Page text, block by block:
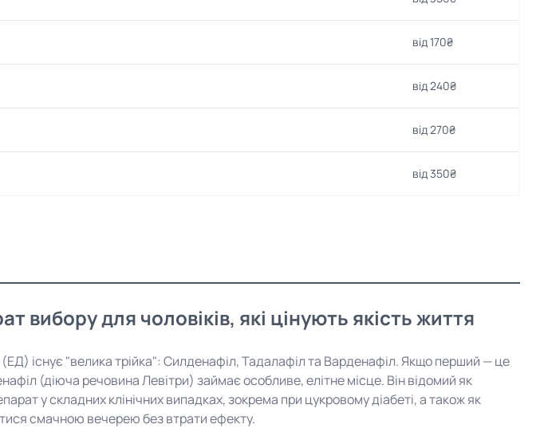
від 170₴
від 240₴
від 270₴
від 350₴
вибору для чоловіків, які цінують якість життя
(ЕД) існує "велика трійка": Силденафіл, Тадалафіл та Варденафіл. Якщо перший — це
(діюча речовина Левітри) займає особливе, елітне місце. Він відомий як
у складних клінічних випадках, зокрема при цукровому діабеті, а також як
смачною вечерею без втрати ефекту.